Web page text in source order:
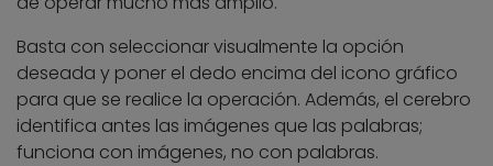
Basta con seleccionar visualmente la opción
deseada y poner el dedo encima del icono gráfico
para que se realice la operación. Además, el cerebro
identifica antes las imágenes que las palabras;
funciona con imágenes, no con palabras.